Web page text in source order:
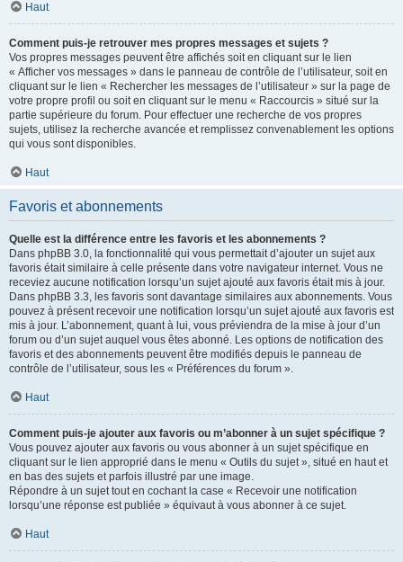
Haut
Comment puis-je retrouver mes propres messages et sujets ?
Vos propres messages peuvent être affichés soit en cliquant sur le lien
« Afficher vos messages » dans le panneau de contrôle de l’utilisateur, soit en
cliquant sur le lien « Rechercher les messages de l’utilisateur » sur la page de
votre propre profil ou soit en cliquant sur le menu « Raccourcis » situé sur la
partie supérieure du forum. Pour effectuer une recherche de vos propres
sujets, utilisez la recherche avancée et remplissez convenablement les options
qui vous sont disponibles.
Haut
Favoris et abonnements
Quelle est la différence entre les favoris et les abonnements ?
Dans phpBB 3.0, la fonctionnalité qui vous permettait d’ajouter un sujet aux
favoris était similaire à celle présente dans votre navigateur internet. Vous ne
receviez aucune notification lorsqu’un sujet ajouté aux favoris était mis à jour.
Dans phpBB 3.3, les favoris sont davantage similaires aux abonnements. Vous
pouvez à présent recevoir une notification lorsqu’un sujet ajouté aux favoris est
mis à jour. L’abonnement, quant à lui, vous préviendra de la mise à jour d’un
forum ou d’un sujet auquel vous êtes abonné. Les options de notification des
favoris et des abonnements peuvent être modifiés depuis le panneau de
contrôle de l’utilisateur, sous les « Préférences du forum ».
Haut
Comment puis-je ajouter aux favoris ou m’abonner à un sujet spécifique ?
Vous pouvez ajouter aux favoris ou vous abonner à un sujet spécifique en
cliquant sur le lien approprié dans le menu « Outils du sujet », situé en haut et
en bas des sujets et parfois illustré par une image.
Répondre à un sujet tout en cochant la case « Recevoir une notification
lorsqu’une réponse est publiée » équivaut à vous abonner à ce sujet.
Haut